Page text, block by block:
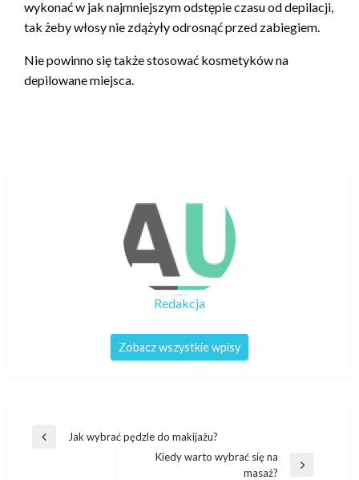
wykonać w jak najmniejszym odstępie czasu od depilacji,
tak żeby włosy nie zdążyły odrosnąć przed zabiegiem.
Nie powinno się także stosować kosmetyków na
depilowane miejsca.
Redakcja
Zobacz wszystkie wpisy
Nawigacja
Poprzedni
Jak wybrać pędzle do makijażu?
Kiedy warto wybrać się na
masaż?